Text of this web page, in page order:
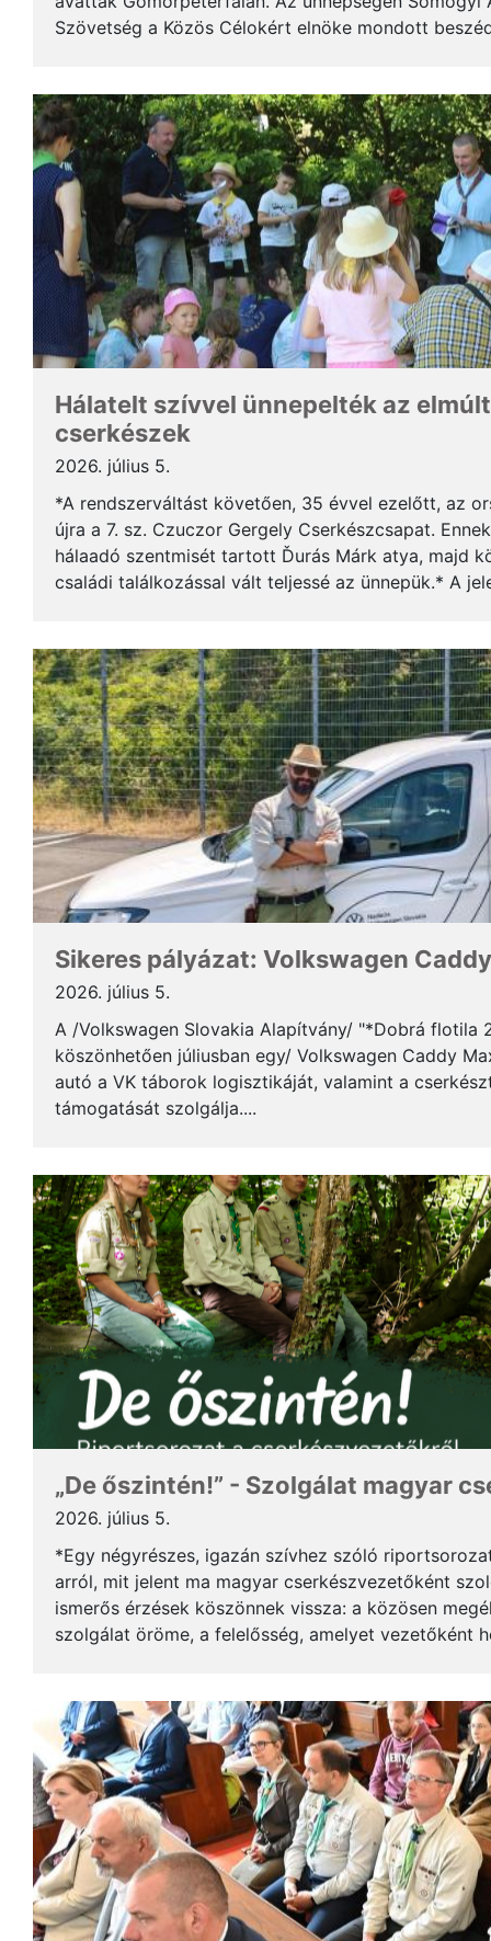
Szövetség a Közös Célokért elnöke mondott
Hálatelt szívvel ünnepelték az
cserkészek
2026. július 5.
*A rendszerváltást követően, 35 évvel ezelőtt, az
újra a 7. sz. Czuczor Gergely Cserkészcsapat.
hálaadó szentmisét tartott Ďurás Márk atya, majd
családi találkozással vált teljessé az ünnepük.* A
Sikeres pályázat: Volkswagen
2026. július 5.
A /Volkswagen Slovakia Alapítvány/ "*Dobrá flotila
köszönhetően júliusban egy/ Volkswagen Caddy
autó a VK táborok logisztikáját, valamint a
támogatását szolgálja....
„De őszintén!” - Szolgálat magyar
2026. július 5.
*Egy négyrészes, igazán szívhez szóló
arról, mit jelent ma magyar cserkészvezetőként
ismerős érzések köszönnek vissza: a közösen
szolgálat öröme, a felelősség, amelyet vezetőként